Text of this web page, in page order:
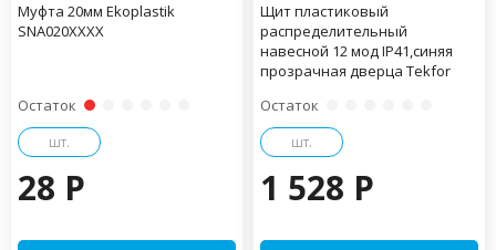
Муфта 20мм Ekoplastik
SNA020XXXX
Остаток
шт.
28 P
Щит пластиковый
распределительный
навесной 12 мод IP41,синяя
прозрачная дверца Tekfor
Остаток
шт.
1 528 P